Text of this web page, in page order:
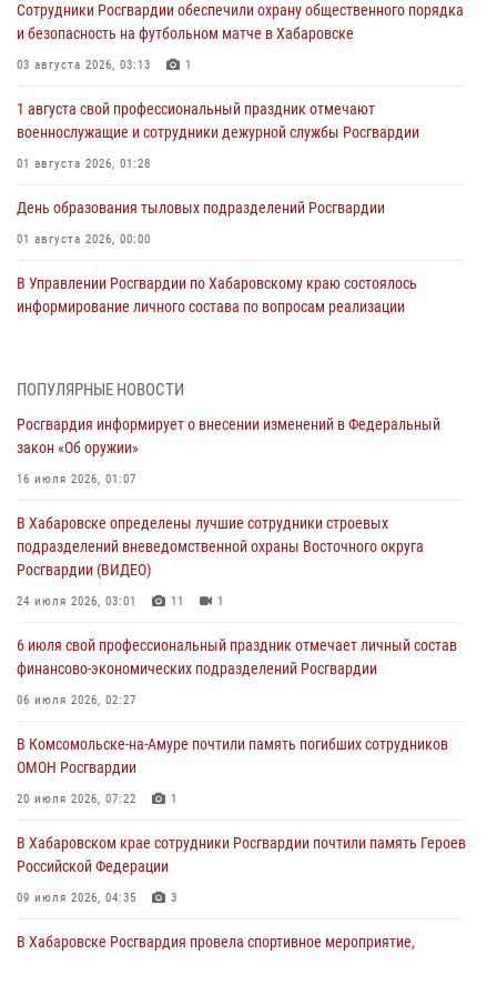
Сотрудники Росгвардии обеспечили охрану общественного порядка
и безопасность на футбольном матче в Хабаровске
03 августа 2026, 03:13 1
1 августа свой профессиональный праздник отмечают
военнослужащие и сотрудники дежурной службы Росгвардии
01 августа 2026, 01:28
День образования тыловых подразделений Росгвардии
01 августа 2026, 00:00
В Управлении Росгвардии по Хабаровскому краю состоялось
информирование личного состава по вопросам реализации
женщине, потерявшей сознание во время массового мероприятия
29 июля 2026, 23:24
29 июля 2026, 02:51
За прошедшую неделю в Хабаровском крае росгвардейцы провели
свыше 120 проверок условий хранения оружия
В Хабаровске при силовой поддержке спецназа Росгвардии
пресечена деятельность преступной группы, организовавшей сеть
1
ПОПУЛЯРНЫЕ НОВОСТИ
Росгвардия информирует о внесении изменений в Федеральный
закон «Об оружии»
16 июля 2026, 01:07
В Хабаровске определены лучшие сотрудники строевых
подразделений вневедомственной охраны Восточного округа
Росгвардии (ВИДЕО)
24 июля 2026, 03:01 11 1
6 июля свой профессиональный праздник отмечает личный состав
финансово-экономических подразделений Росгвардии
06 июля 2026, 02:27
В Комсомольске-на-Амуре почтили память погибших сотрудников
ОМОН Росгвардии
20 июля 2026, 07:22 1
В Хабаровском крае сотрудники Росгвардии почтили память Героев
Российской Федерации
09 июля 2026, 04:35 3
В Хабаровске Росгвардия провела спортивное мероприятие,